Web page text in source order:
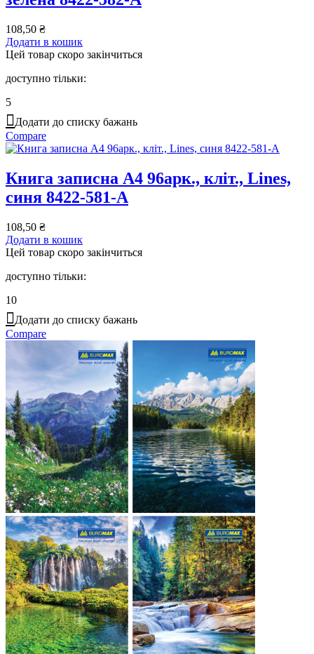
108,50 ₴
Додати в кошик
Цей товар скоро закінчиться
доступно тільки:
5
Додати до списку бажань
Compare
Книга записна А4 96арк., кліт., Lines,
синя 8422-581-A
108,50 ₴
Додати в кошик
Цей товар скоро закінчиться
доступно тільки:
10
Додати до списку бажань
Compare